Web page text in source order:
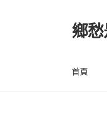
跳
至
覽
列
跳
至
要
內
鄉
首頁